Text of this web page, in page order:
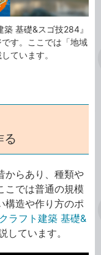
基礎&スゴ技284』
す。ここでは「地域
ています。
る
からあり、種類や
こでは普通の規模
構造や作り方のポ
ラフト建築 基礎&
しています。